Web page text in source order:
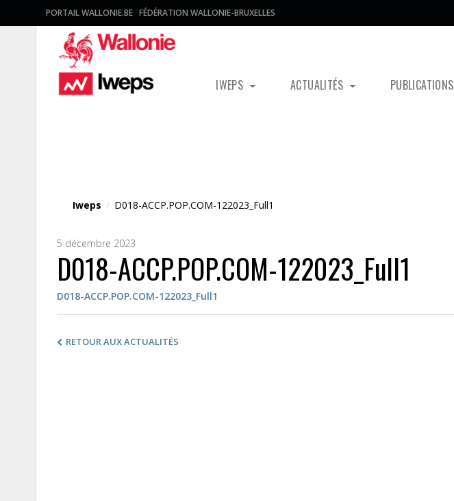
PORTAIL WALLONIE.BE FÉDÉRATION WALLONIE-BRUXELLES
IWEPS ACTUALITÉS PUBLICATIONS
Iweps / D018-ACCP.POP.COM-122023_Full1
5 décembre 2023
D018-ACCP.POP.COM-122023_Full1
D018-ACCP.POP.COM-122023_Full1
RETOUR AUX ACTUALITÉS